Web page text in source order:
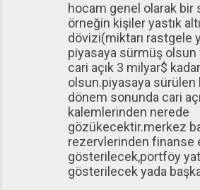
hocam genel olarak bir
örneğin kişiler yastık
dövizi(miktarı rastgele
piyasaya sürmüş olsun
cari açık 3 milyar$
olsun.piyasaya sürülen
dönem sonunda cari
kalemlerinden nerede
gözükecektir.merkez
rezervlerinden finanse
gösterilecek,portföy
gösterilecek yada